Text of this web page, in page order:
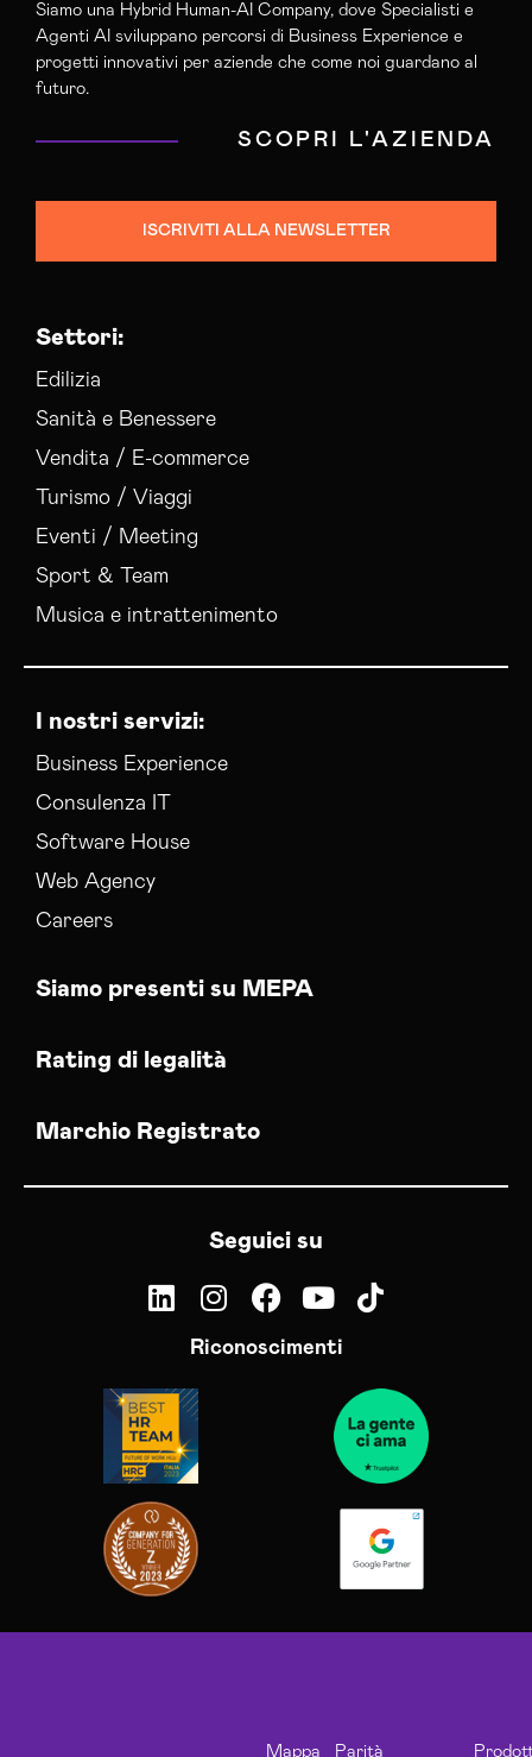
Agenzia Web Marketing Torino
Campagne Adv Social Torino
Campagne Advertising Torino
Campagne Native Advertising Torino
Gestione Campagne Google Ads Torino
Gestione Social Media Torino
Social Media Advertising Torino
Sviluppo Ecommerce Torino
Web Agency Torino
Siamo una Hybrid Human-AI Company, dove Specialisti e
Agenti AI sviluppano percorsi di Business Experience e
progetti innovativi per aziende che come noi guardano al
futuro.
SCOPRI L'AZIENDA
ISCRIVITI ALLA NEWSLETTER
Settori:
Edilizia
Sanità e Benessere
Vendita / E-commerce
Turismo / Viaggi
Eventi / Meeting
Sport & Team
Musica e intrattenimento
I nostri servizi:
Business Experience
Consulenza IT
Software House
Web Agency
Careers
Siamo presenti su MEPA
Rating di legalità
Marchio Registrato
Seguici su
Riconoscimenti
Mappa Parità